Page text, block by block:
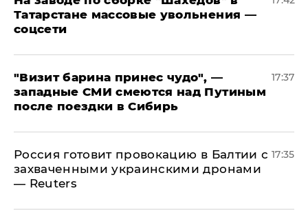
Татарстане массовые увольнения —
соцсети
"Визит барина принес чудо", —
западные СМИ смеются над Путиным
после поездки в Сибирь
17:37
​Россия готовит провокацию в Балтии с
захваченными украинскими дронами
— Reuters
17:35